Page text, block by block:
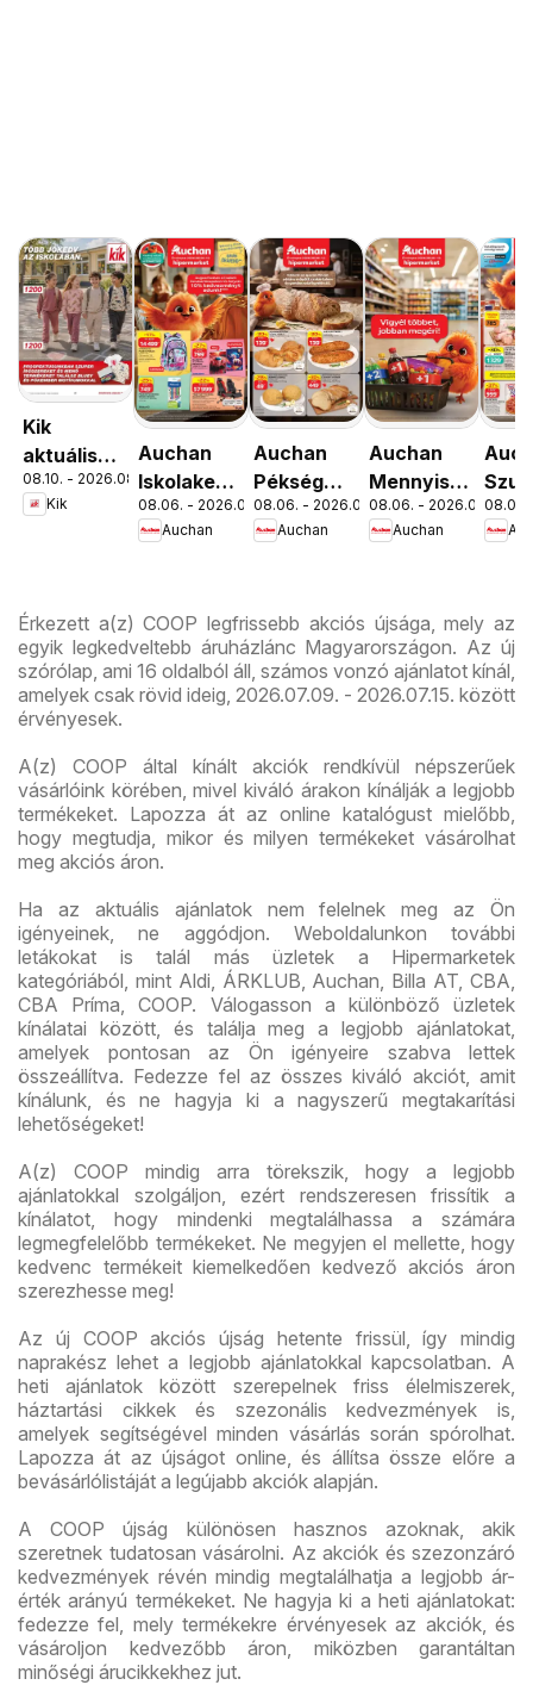
Kik
aktuális
akciós
újság
08.10. - 2026.08.16.
Kik
Auchan
Iskolakezdés
ajánlatok
08.06. - 2026.08.19.
Auchan
Auchan
Pékség
ajánlataink
08.06. - 2026.08.12.
Auchan
Auchan
Mennyiségi
kedvezmény
ajánlataink
08.06. - 2026.08.19.
Auchan
08.06.
Érkezett a(z) COOP legfrissebb akciós újsága, mely az
egyik legkedveltebb áruházlánc Magyarországon. Az új
szórólap, ami 16 oldalból áll, számos vonzó ajánlatot kínál,
amelyek csak rövid ideig, 2026.07.09. - 2026.07.15. között
érvényesek.
A(z) COOP által kínált akciók rendkívül népszerűek
vásárlóink körében, mivel kiváló árakon kínálják a legjobb
termékeket. Lapozza át az online katalógust mielőbb,
hogy megtudja, mikor és milyen termékeket vásárolhat
meg akciós áron.
Ha az aktuális ajánlatok nem felelnek meg az Ön
igényeinek, ne aggódjon. Weboldalunkon további
letákokat is talál más üzletek a Hipermarketek
kategóriából, mint Aldi, ÁRKLUB, Auchan, Billa AT, CBA,
CBA Príma, COOP. Válogasson a különböző üzletek
kínálatai között, és találja meg a legjobb ajánlatokat,
amelyek pontosan az Ön igényeire szabva lettek
összeállítva. Fedezze fel az összes kiváló akciót, amit
kínálunk, és ne hagyja ki a nagyszerű megtakarítási
lehetőségeket!
A(z) COOP mindig arra törekszik, hogy a legjobb
ajánlatokkal szolgáljon, ezért rendszeresen frissítik a
kínálatot, hogy mindenki megtalálhassa a számára
legmegfelelőbb termékeket. Ne megyjen el mellette, hogy
kedvenc termékeit kiemelkedően kedvező akciós áron
szerezhesse meg!
Az új COOP akciós újság hetente frissül, így mindig
naprakész lehet a legjobb ajánlatokkal kapcsolatban. A
heti ajánlatok között szerepelnek friss élelmiszerek,
háztartási cikkek és szezonális kedvezmények is,
amelyek segítségével minden vásárlás során spórolhat.
Lapozza át az újságot online, és állítsa össze előre a
bevásárlólistáját a legújabb akciók alapján.
A COOP újság különösen hasznos azoknak, akik
szeretnek tudatosan vásárolni. Az akciók és szezonzáró
kedvezmények révén mindig megtalálhatja a legjobb ár-
érték arányú termékeket. Ne hagyja ki a heti ajánlatokat:
fedezze fel, mely termékekre érvényesek az akciók, és
vásároljon kedvezőbb áron, miközben garantáltan
minőségi árucikkekhez jut.